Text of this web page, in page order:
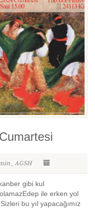
gibi kul
ile erken yol
bu yıl yapacağımız